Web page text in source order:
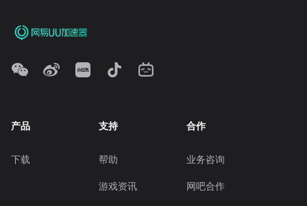
产品
下载
支持
帮助
游戏资讯
合作
业务咨询
网吧合作